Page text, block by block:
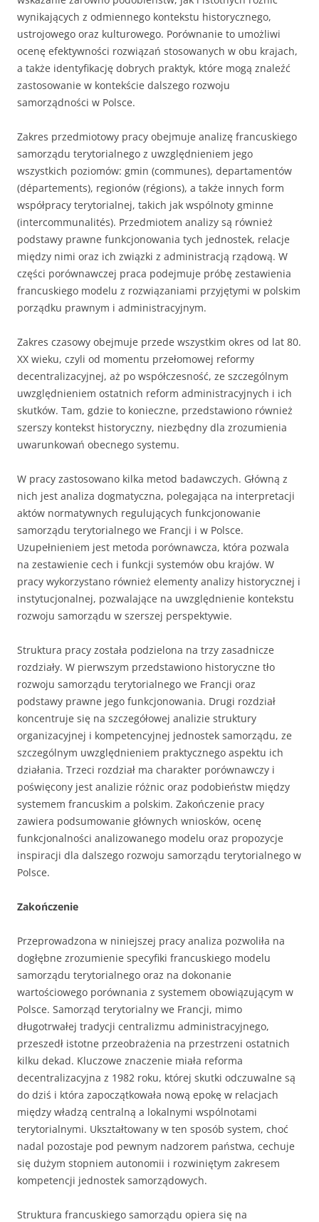
wynikających z odmiennego kontekstu historycznego,
ustrojowego oraz kulturowego. Porównanie to umożliwi
ocenę efektywności rozwiązań stosowanych w obu krajach,
a także identyfikację dobrych praktyk, które mogą znaleźć
zastosowanie w kontekście dalszego rozwoju
samorządności w Polsce.
Zakres przedmiotowy pracy obejmuje analizę francuskiego
samorządu terytorialnego z uwzględnieniem jego
wszystkich poziomów: gmin (communes), departamentów
(départements), regionów (régions), a także innych form
współpracy terytorialnej, takich jak wspólnoty gminne
(intercommunalités). Przedmiotem analizy są również
podstawy prawne funkcjonowania tych jednostek, relacje
między nimi oraz ich związki z administracją rządową. W
części porównawczej praca podejmuje próbę zestawienia
francuskiego modelu z rozwiązaniami przyjętymi w polskim
porządku prawnym i administracyjnym.
Zakres czasowy obejmuje przede wszystkim okres od lat 80.
XX wieku, czyli od momentu przełomowej reformy
decentralizacyjnej, aż po współczesność, ze szczególnym
uwzględnieniem ostatnich reform administracyjnych i ich
skutków. Tam, gdzie to konieczne, przedstawiono również
szerszy kontekst historyczny, niezbędny dla zrozumienia
uwarunkowań obecnego systemu.
W pracy zastosowano kilka metod badawczych. Główną z
nich jest analiza dogmatyczna, polegająca na interpretacji
aktów normatywnych regulujących funkcjonowanie
samorządu terytorialnego we Francji i w Polsce.
Uzupełnieniem jest metoda porównawcza, która pozwala
na zestawienie cech i funkcji systemów obu krajów. W
pracy wykorzystano również elementy analizy historycznej i
instytucjonalnej, pozwalające na uwzględnienie kontekstu
rozwoju samorządu w szerszej perspektywie.
Struktura pracy została podzielona na trzy zasadnicze
rozdziały. W pierwszym przedstawiono historyczne tło
rozwoju samorządu terytorialnego we Francji oraz
podstawy prawne jego funkcjonowania. Drugi rozdział
koncentruje się na szczegółowej analizie struktury
organizacyjnej i kompetencyjnej jednostek samorządu, ze
szczególnym uwzględnieniem praktycznego aspektu ich
działania. Trzeci rozdział ma charakter porównawczy i
poświęcony jest analizie różnic oraz podobieństw między
systemem francuskim a polskim. Zakończenie pracy
zawiera podsumowanie głównych wniosków, ocenę
funkcjonalności analizowanego modelu oraz propozycje
inspiracji dla dalszego rozwoju samorządu terytorialnego w
Polsce.
Zakończenie
Przeprowadzona w niniejszej pracy analiza pozwoliła na
dogłębne zrozumienie specyfiki francuskiego modelu
samorządu terytorialnego oraz na dokonanie
wartościowego porównania z systemem obowiązującym w
Polsce. Samorząd terytorialny we Francji, mimo
długotrwałej tradycji centralizmu administracyjnego,
przeszedł istotne przeobrażenia na przestrzeni ostatnich
kilku dekad. Kluczowe znaczenie miała reforma
decentralizacyjna z 1982 roku, której skutki odczuwalne są
do dziś i która zapoczątkowała nową epokę w relacjach
między władzą centralną a lokalnymi wspólnotami
terytorialnymi. Ukształtowany w ten sposób system, choć
nadal pozostaje pod pewnym nadzorem państwa, cechuje
się dużym stopniem autonomii i rozwiniętym zakresem
kompetencji jednostek samorządowych.
Struktura francuskiego samorządu opiera się na